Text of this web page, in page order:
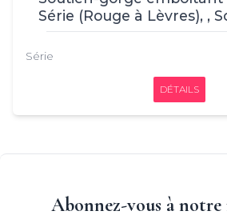
Série (Rouge à Lèvres), ,
Emboitant, Louisa Bracq, ,
15% Élasthanne, 2%
Série
DÉTAILS
Abonnez-vous à